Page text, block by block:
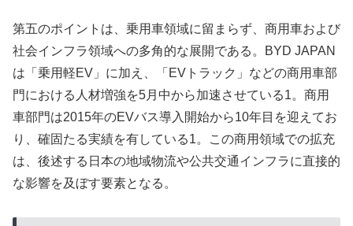
第五のポイントは、乗用車領域に留まらず、商用車および
社会インフラ領域への多角的な展開である。BYD JAPAN
は「乗用軽EV」に加え、「EVトラック」などの商用車部
門における人材増強を5月中から加速させている1。商用
車部門は2015年のEVバス導入開始から10年目を迎えてお
り、確固たる実績を有している1。この商用領域での拡充
は、後述する日本の地域物流や公共交通インフラに直接的
な影響を及ぼす要素となる。